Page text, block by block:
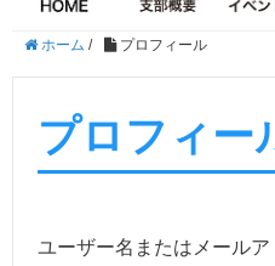
ホーム / プロフィール
プロフィー
ユーザー名またはメールア